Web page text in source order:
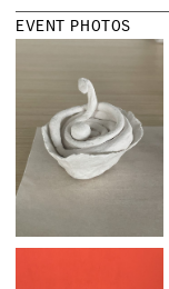
EVENT PHOTOS